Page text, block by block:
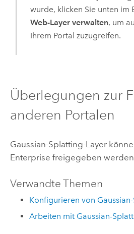
wurde, klicken Sie unten im
Web-Layer verwalten, um
Ihrem Portal zuzugreifen.
Überlegungen zur
anderen Portalen
Gaussian-Splatting-Layer
Enterprise freigegeben
Verwandte Themen
Konfigurieren von
Arbeiten mit Gaussian-